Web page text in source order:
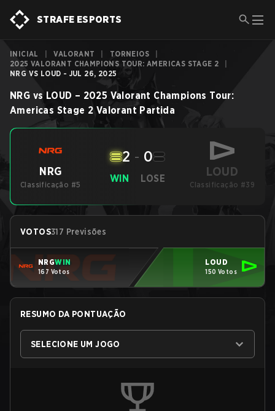
STRAFE ESPORTS
INICIAL VALORANT TORNEIOS
2025 VALORANT CHAMPIONS TOUR: AMERICAS STAGE 2
NRG VS LOUD - JUL 26, 2025
NRG vs LOUD – 2025 Valorant Champions Tour:
Americas Stage 2 Valorant Partida
NRG
Classificação #5
WIN
2 - 0
LOSE LOUD
Classificação #39
VOTOS317 Previsões
NRGWIN
167 Votos
LOUD
150 Votos
RESUMO DA PONTUAÇÃO
SELECIONE UM JOGO